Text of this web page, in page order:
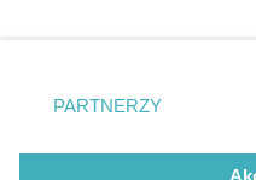
Gliwice
prywatności znajdujący
. Niektóre rodzaje
zgody użytkownika, ale
takiemu przetwarzaniu.
PARTNERZY